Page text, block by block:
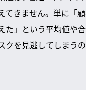
てきません。単に「顧
た」という平均値や
クを見逃してしまうの